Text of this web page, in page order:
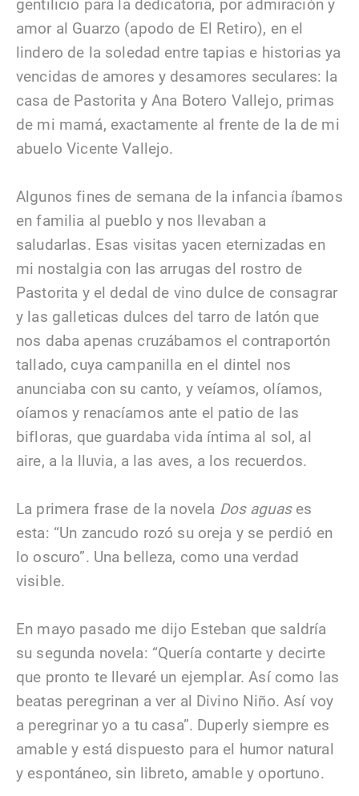
gentilicio para la dedicatoria, por admiración y
amor al Guarzo (apodo de El Retiro), en el
lindero de la soledad entre tapias e historias ya
vencidas de amores y desamores seculares: la
casa de Pastorita y Ana Botero Vallejo, primas
de mi mamá, exactamente al frente de la de mi
abuelo Vicente Vallejo.
Algunos fines de semana de la infancia íbamos
en familia al pueblo y nos llevaban a
saludarlas. Esas visitas yacen eternizadas en
mi nostalgia con las arrugas del rostro de
Pastorita y el dedal de vino dulce de consagrar
y las galleticas dulces del tarro de latón que
nos daba apenas cruzábamos el contraportón
tallado, cuya campanilla en el dintel nos
anunciaba con su canto, y veíamos, olíamos,
oíamos y renacíamos ante el patio de las
bifloras, que guardaba vida íntima al sol, al
aire, a la lluvia, a las aves, a los recuerdos.
La primera frase de la novela Dos aguases
esta: “Un zancudo rozó su oreja y se perdió en
lo oscuro”. Una belleza, como una verdad
visible.
En mayo pasado me dijo Esteban que saldría
su segunda novela: “Quería contarte y decirte
que pronto te llevaré un ejemplar. Así como las
beatas peregrinan a ver al Divino Niño. Así voy
a peregrinar yo a tu casa”. Duperly siempre es
amable y está dispuesto para el humor natural
y espontáneo, sin libreto, amable y oportuno.